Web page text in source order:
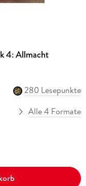
4: Allmacht
280 Lesepunkte
Alle 4 Formate